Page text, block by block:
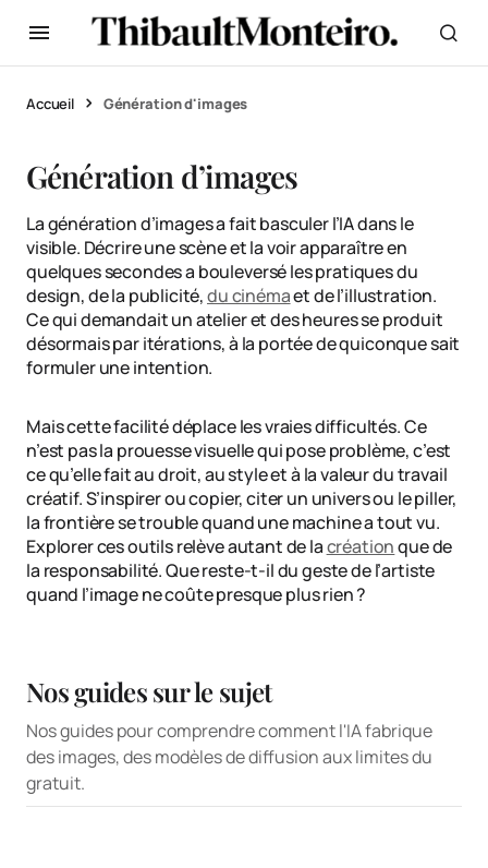
Accueil Génération d'images
Génération d’images
La génération d’images a fait basculer l’IA dans le
visible. Décrire une scène et la voir apparaître en
quelques secondes a bouleversé les pratiques du
design, de la publicité,du cinémaet de l’illustration.
Ce qui demandait un atelier et des heures se produit
désormais par itérations, à la portée de quiconque sait
formuler une intention.
Mais cette facilité déplace les vraies difficultés. Ce
n’est pas la prouesse visuelle qui pose problème, c’est
ce qu’elle fait au droit, au style et à la valeur du travail
créatif. S’inspirer ou copier, citer un univers ou le piller,
la frontière se trouble quand une machine a tout vu.
Explorer ces outils relève autant de lacréationque de
la responsabilité. Que reste-t-il du geste de l’artiste
quand l’image ne coûte presque plus rien ?
Nos guides sur le sujet
Nos guides pour comprendre comment l'IA fabrique
des images, des modèles de diffusion aux limites du
gratuit.
Modèle de diffusion
: comment l’IA
dessine à partir du
IA image gratuite,
vraiment le gratuit